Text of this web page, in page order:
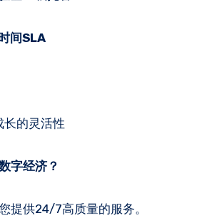
间SLA
长的灵活性
字经济？
提供24/7高质量的服务。